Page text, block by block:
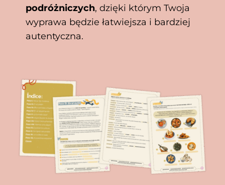
podróżniczych, dzięki którym Twoja
wyprawa będzie łatwiejsza i bardziej
autentyczna.